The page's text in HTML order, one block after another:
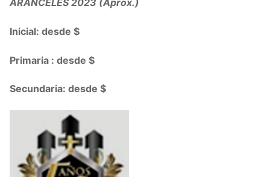
ARANCELES 2023 (Aprox.)
Inicial: desde $
Primaria : desde $
Secundaria: desde $